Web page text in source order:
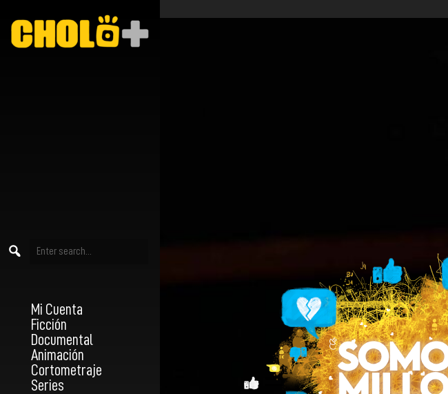
Mi Cuenta
Ficción
Documental
Animación
Cortometraje
Series